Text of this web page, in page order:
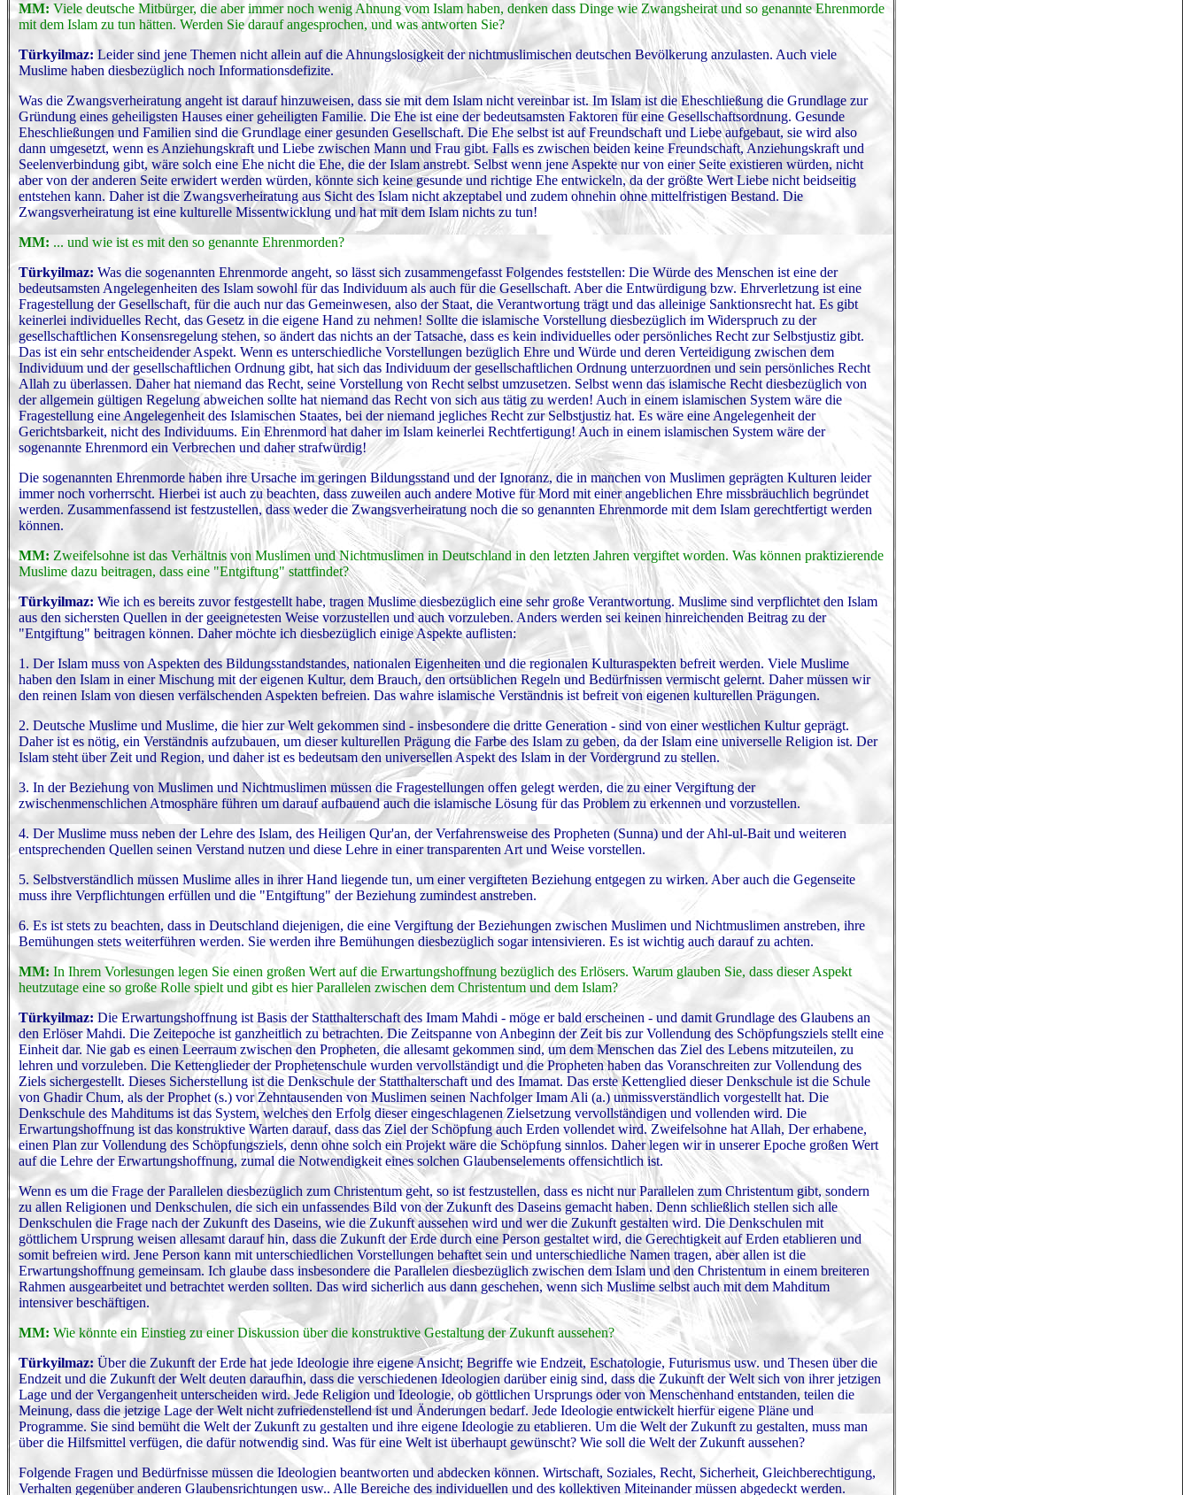
MM: Viele deutsche Mitbürger, die aber immer noch wenig Ahnung vom Islam haben, denken dass Dinge wie Zwangsheirat und so genannte Ehrenmorde
mit dem Islam zu tun hätten. Werden Sie darauf angesprochen, und was antworten Sie?
Türkyilmaz: Leider sind jene Themen nicht allein auf die Ahnungslosigkeit der nichtmuslimischen deutschen Bevölkerung anzulasten. Auch viele
Muslime haben diesbezüglich noch Informationsdefizite.
Was die Zwangsverheiratung angeht ist darauf hinzuweisen, dass sie mit dem Islam nicht vereinbar ist. Im Islam ist die Eheschließung die Grundlage zur
Gründung eines geheiligsten Hauses einer geheiligten Familie. Die Ehe ist eine der bedeutsamsten Faktoren für eine Gesellschaftsordnung. Gesunde
Eheschließungen und Familien sind die Grundlage einer gesunden Gesellschaft. Die Ehe selbst ist auf Freundschaft und Liebe aufgebaut, sie wird also
dann umgesetzt, wenn es Anziehungskraft und Liebe zwischen Mann und Frau gibt. Falls es zwischen beiden keine Freundschaft, Anziehungskraft und
Seelenverbindung gibt, wäre solch eine Ehe nicht die Ehe, die der Islam anstrebt. Selbst wenn jene Aspekte nur von einer Seite existieren würden, nicht
aber von der anderen Seite erwidert werden würden, könnte sich keine gesunde und richtige Ehe entwickeln, da der größte Wert Liebe nicht beidseitig
entstehen kann. Daher ist die Zwangsverheiratung aus Sicht des Islam nicht akzeptabel und zudem ohnehin ohne mittelfristigen Bestand. Die
Zwangsverheiratung ist eine kulturelle Missentwicklung und hat mit dem Islam nichts zu tun!
MM: ... und wie ist es mit den so genannte Ehrenmorden?
Türkyilmaz: Was die sogenannten Ehrenmorde angeht, so lässt sich zusammengefasst Folgendes feststellen: Die Würde des Menschen ist eine der
bedeutsamsten Angelegenheiten des Islam sowohl für das Individuum als auch für die Gesellschaft. Aber die Entwürdigung bzw. Ehrverletzung ist eine
Fragestellung der Gesellschaft, für die auch nur das Gemeinwesen, also der Staat, die Verantwortung trägt und das alleinige Sanktionsrecht hat. Es gibt
keinerlei individuelles Recht, das Gesetz in die eigene Hand zu nehmen! Sollte die islamische Vorstellung diesbezüglich im Widerspruch zu der
gesellschaftlichen Konsensregelung stehen, so ändert das nichts an der Tatsache, dass es kein individuelles oder persönliches Recht zur Selbstjustiz gibt.
Das ist ein sehr entscheidender Aspekt. Wenn es unterschiedliche Vorstellungen bezüglich Ehre und Würde und deren Verteidigung zwischen dem
Individuum und der gesellschaftlichen Ordnung gibt, hat sich das Individuum der gesellschaftlichen Ordnung unterzuordnen und sein persönliches Recht
Allah zu überlassen. Daher hat niemand das Recht, seine Vorstellung von Recht selbst umzusetzen. Selbst wenn das islamische Recht diesbezüglich von
der allgemein gültigen Regelung abweichen sollte hat niemand das Recht von sich aus tätig zu werden! Auch in einem islamischen System wäre die
Fragestellung eine Angelegenheit des Islamischen Staates, bei der niemand jegliches Recht zur Selbstjustiz hat. Es wäre eine Angelegenheit der
Gerichtsbarkeit, nicht des Individuums. Ein Ehrenmord hat daher im Islam keinerlei Rechtfertigung! Auch in einem islamischen System wäre der
sogenannte Ehrenmord ein Verbrechen und daher strafwürdig!
Die sogenannten Ehrenmorde haben ihre Ursache im geringen Bildungsstand und der Ignoranz, die in manchen von Muslimen geprägten Kulturen leider
immer noch vorherrscht. Hierbei ist auch zu beachten, dass zuweilen auch andere Motive für Mord mit einer angeblichen Ehre missbräuchlich begründet
werden. Zusammenfassend ist festzustellen, dass weder die Zwangsverheiratung noch die so genannten Ehrenmorde mit dem Islam gerechtfertigt werden
können.
MM: Zweifelsohne ist das Verhältnis von Muslimen und Nichtmuslimen in Deutschland in den letzten Jahren vergiftet worden. Was können praktizierende
Muslime dazu beitragen, dass eine "Entgiftung" stattfindet?
Türkyilmaz: Wie ich es bereits zuvor festgestellt habe, tragen Muslime diesbezüglich eine sehr große Verantwortung. Muslime sind verpflichtet den Islam
aus den sichersten Quellen in der geeignetesten Weise vorzustellen und auch vorzuleben. Anders werden sei keinen hinreichenden Beitrag zu der
"Entgiftung" beitragen können. Daher möchte ich diesbezüglich einige Aspekte auflisten:
1. Der Islam muss von Aspekten des Bildungsstandstandes, nationalen Eigenheiten und die regionalen Kulturaspekten befreit werden. Viele Muslime
haben den Islam in einer Mischung mit der eigenen Kultur, dem Brauch, den ortsüblichen Regeln und Bedürfnissen vermischt gelernt. Daher müssen wir
den reinen Islam von diesen verfälschenden Aspekten befreien. Das wahre islamische Verständnis ist befreit von eigenen kulturellen Prägungen.
2. Deutsche Muslime und Muslime, die hier zur Welt gekommen sind - insbesondere die dritte Generation - sind von einer westlichen Kultur geprägt.
Daher ist es nötig, ein Verständnis aufzubauen, um dieser kulturellen Prägung die Farbe des Islam zu geben, da der Islam eine universelle Religion ist. Der
Islam steht über Zeit und Region, und daher ist es bedeutsam den universellen Aspekt des Islam in der Vordergrund zu stellen.
3. In der Beziehung von Muslimen und Nichtmuslimen müssen die Fragestellungen offen gelegt werden, die zu einer Vergiftung der
zwischenmenschlichen Atmosphäre führen um darauf aufbauend auch die islamische Lösung für das Problem zu erkennen und vorzustellen.
4. Der Muslime muss neben der Lehre des Islam, des Heiligen Qur'an, der Verfahrensweise des Propheten (Sunna) und der Ahl-ul-Bait und weiteren
entsprechenden Quellen seinen Verstand nutzen und diese Lehre in einer transparenten Art und Weise vorstellen.
5. Selbstverständlich müssen Muslime alles in ihrer Hand liegende tun, um einer vergifteten Beziehung entgegen zu wirken. Aber auch die Gegenseite
muss ihre Verpflichtungen erfüllen und die "Entgiftung" der Beziehung zumindest anstreben.
6. Es ist stets zu beachten, dass in Deutschland diejenigen, die eine Vergiftung der Beziehungen zwischen Muslimen und Nichtmuslimen anstreben, ihre
Bemühungen stets weiterführen werden. Sie werden ihre Bemühungen diesbezüglich sogar intensivieren. Es ist wichtig auch darauf zu achten.
MM: In Ihrem Vorlesungen legen Sie einen großen Wert auf die Erwartungshoffnung bezüglich des Erlösers. Warum glauben Sie, dass dieser Aspekt
heutzutage eine so große Rolle spielt und gibt es hier Parallelen zwischen dem Christentum und dem Islam?
Türkyilmaz: Die Erwartungshoffnung ist Basis der Statthalterschaft des Imam Mahdi - möge er bald erscheinen - und damit Grundlage des Glaubens an
den Erlöser Mahdi. Die Zeitepoche ist ganzheitlich zu betrachten. Die Zeitspanne von Anbeginn der Zeit bis zur Vollendung des Schöpfungsziels stellt eine
Einheit dar. Nie gab es einen Leerraum zwischen den Propheten, die allesamt gekommen sind, um dem Menschen das Ziel des Lebens mitzuteilen, zu
lehren und vorzuleben. Die Kettenglieder der Prophetenschule wurden vervollständigt und die Propheten haben das Voranschreiten zur Vollendung des
Ziels sichergestellt. Dieses Sicherstellung ist die Denkschule der Statthalterschaft und des Imamat. Das erste Kettenglied dieser Denkschule ist die Schule
von Ghadir Chum, als der Prophet (s.) vor Zehntausenden von Muslimen seinen Nachfolger Imam Ali (a.) unmissverständlich vorgestellt hat. Die
Denkschule des Mahditums ist das System, welches den Erfolg dieser eingeschlagenen Zielsetzung vervollständigen und vollenden wird. Die
Erwartungshoffnung ist das konstruktive Warten darauf, dass das Ziel der Schöpfung auch Erden vollendet wird. Zweifelsohne hat Allah, Der erhabene,
einen Plan zur Vollendung des Schöpfungsziels, denn ohne solch ein Projekt wäre die Schöpfung sinnlos. Daher legen wir in unserer Epoche großen Wert
auf die Lehre der Erwartungshoffnung, zumal die Notwendigkeit eines solchen Glaubenselements offensichtlich ist.
Wenn es um die Frage der Parallelen diesbezüglich zum Christentum geht, so ist festzustellen, dass es nicht nur Parallelen zum Christentum gibt, sondern
zu allen Religionen und Denkschulen, die sich ein unfassendes Bild von der Zukunft des Daseins gemacht haben. Denn schließlich stellen sich alle
Denkschulen die Frage nach der Zukunft des Daseins, wie die Zukunft aussehen wird und wer die Zukunft gestalten wird. Die Denkschulen mit
göttlichem Ursprung weisen allesamt darauf hin, dass die Zukunft der Erde durch eine Person gestaltet wird, die Gerechtigkeit auf Erden etablieren und
somit befreien wird. Jene Person kann mit unterschiedlichen Vorstellungen behaftet sein und unterschiedliche Namen tragen, aber allen ist die
Erwartungshoffnung gemeinsam. Ich glaube dass insbesondere die Parallelen diesbezüglich zwischen dem Islam und den Christentum in einem breiteren
Rahmen ausgearbeitet und betrachtet werden sollten. Das wird sicherlich aus dann geschehen, wenn sich Muslime selbst auch mit dem Mahditum
intensiver beschäftigen.
MM: Wie könnte ein Einstieg zu einer Diskussion über die konstruktive Gestaltung der Zukunft aussehen?
Türkyilmaz: Über die Zukunft der Erde hat jede Ideologie ihre eigene Ansicht; Begriffe wie Endzeit, Eschatologie, Futurismus usw. und Thesen über die
Endzeit und die Zukunft der Welt deuten daraufhin, dass die verschiedenen Ideologien darüber einig sind, dass die Zukunft der Welt sich von ihrer jetzigen
Lage und der Vergangenheit unterscheiden wird. Jede Religion und Ideologie, ob göttlichen Ursprungs oder von Menschenhand entstanden, teilen die
Meinung, dass die jetzige Lage der Welt nicht zufriedenstellend ist und Änderungen bedarf. Jede Ideologie entwickelt hierfür eigene Pläne und
Programme. Sie sind bemüht die Welt der Zukunft zu gestalten und ihre eigene Ideologie zu etablieren. Um die Welt der Zukunft zu gestalten, muss man
über die Hilfsmittel verfügen, die dafür notwendig sind. Was für eine Welt ist überhaupt gewünscht? Wie soll die Welt der Zukunft aussehen?
Folgende Fragen und Bedürfnisse müssen die Ideologien beantworten und abdecken können. Wirtschaft, Soziales, Recht, Sicherheit, Gleichberechtigung,
Verhalten gegenüber anderen Glaubensrichtungen usw.. Alle Bereiche des individuellen und des kollektiven Miteinander müssen abgedeckt werden.